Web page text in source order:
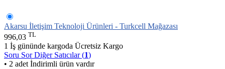
Akarsu İletişim Teknoloji Ürünleri - Turkcell Mağazası
996,03 TL
1 İş gününde kargoda Ücretsiz Kargo
Soru SorDiğer Satıcılar (1)
• 2 adet İndirimli ürün vardır